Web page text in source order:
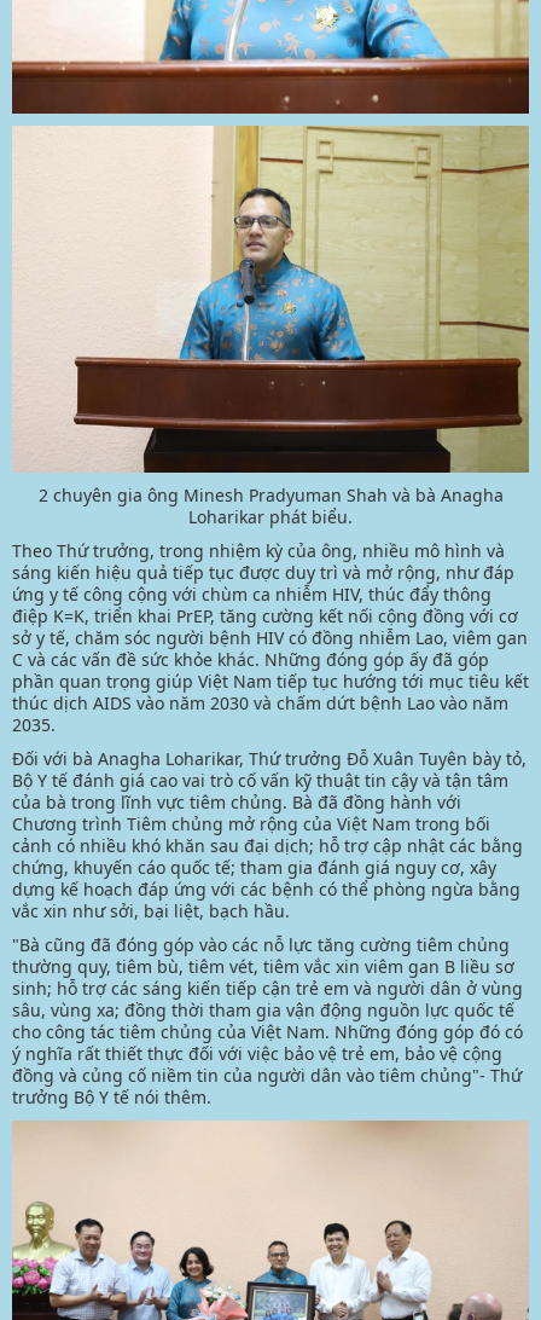
2 chuyên gia ông Minesh Pradyuman Shah và bà Anagha
Loharikar phát biểu.
Theo Thứ trưởng, trong nhiệm kỳ của ông, nhiều mô hình và
sáng kiến hiệu quả tiếp tục được duy trì và mở rộng, như đáp
ứng y tế công cộng với chùm ca nhiễm HIV, thúc đẩy thông
điệp K=K, triển khai PrEP, tăng cường kết nối cộng đồng với cơ
sở y tế, chăm sóc người bệnh HIV có đồng nhiễm Lao, viêm gan
C và các vấn đề sức khỏe khác. Những đóng góp ấy đã góp
phần quan trọng giúp Việt Nam tiếp tục hướng tới mục tiêu kết
thúc dịch AIDS vào năm 2030 và chấm dứt bệnh Lao vào năm
2035.
Đối với bà Anagha Loharikar, Thứ trưởng Đỗ Xuân Tuyên bày tỏ,
Bộ Y tế đánh giá cao vai trò cố vấn kỹ thuật tin cậy và tận tâm
của bà trong lĩnh vực tiêm chủng. Bà đã đồng hành với
Chương trình Tiêm chủng mở rộng của Việt Nam trong bối
cảnh có nhiều khó khăn sau đại dịch; hỗ trợ cập nhật các bằng
chứng, khuyến cáo quốc tế; tham gia đánh giá nguy cơ, xây
dựng kế hoạch đáp ứng với các bệnh có thể phòng ngừa bằng
vắc xin như sởi, bại liệt, bạch hầu.
"Bà cũng đã đóng góp vào các nỗ lực tăng cường tiêm chủng
thường quy, tiêm bù, tiêm vét, tiêm vắc xin viêm gan B liều sơ
sinh; hỗ trợ các sáng kiến tiếp cận trẻ em và người dân ở vùng
sâu, vùng xa; đồng thời tham gia vận động nguồn lực quốc tế
cho công tác tiêm chủng của Việt Nam. Những đóng góp đó có
ý nghĩa rất thiết thực đối với việc bảo vệ trẻ em, bảo vệ cộng
đồng và củng cố niềm tin của người dân vào tiêm chủng"- Thứ
trưởng Bộ Y tế nói thêm.